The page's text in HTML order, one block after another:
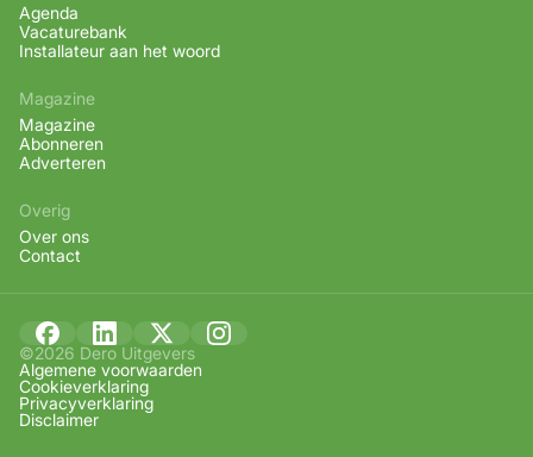
Agenda
Vacaturebank
Installateur aan het woord
Magazine
Magazine
Abonneren
Adverteren
Overig
Over ons
Contact
©2026 Dero Uitgevers
Algemene voorwaarden
Cookieverklaring
Privacyverklaring
Disclaimer